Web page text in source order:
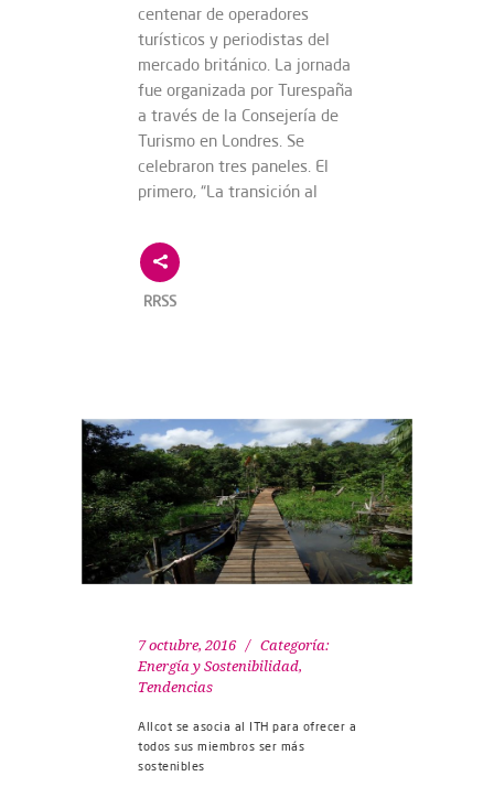
centenar de operadores
turísticos y periodistas del
mercado británico. La jornada
fue organizada por Turespaña
a través de la Consejería de
Turismo en Londres. Se
celebraron tres paneles. El
primero, “La transición al
RRSS
7 octubre, 2016
Categoría:
Energía y Sostenibilidad,
Tendencias
Allcot se asocia al ITH para ofrecer a
todos sus miembros ser más
sostenibles